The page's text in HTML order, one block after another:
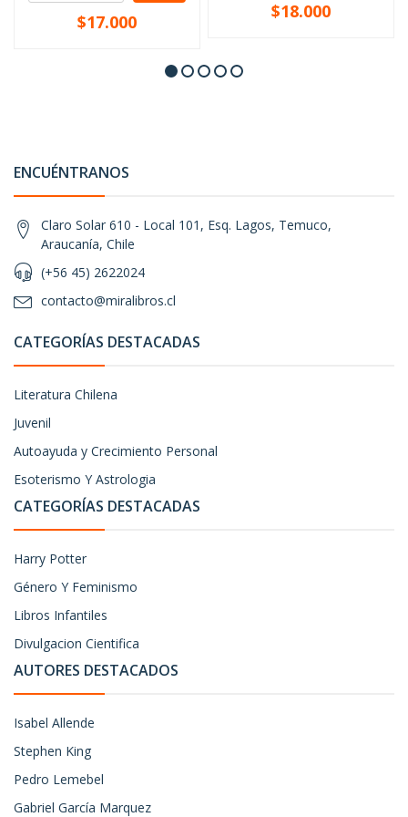
$17.000 $18.000
ENCUÉNTRANOS
Claro Solar 610 - Local 101, Esq. Lagos, Temuco,
Araucanía, Chile
(+56 45) 2622024
contacto@miralibros.cl
CATEGORÍAS DESTACADAS
Literatura Chilena
Juvenil
Autoayuda y Crecimiento Personal
Esoterismo Y Astrologia
CATEGORÍAS DESTACADAS
Harry Potter
Género Y Feminismo
Libros Infantiles
Divulgacion Cientifica
AUTORES DESTACADOS
Isabel Allende
Stephen King
Pedro Lemebel
Gabriel García Marquez